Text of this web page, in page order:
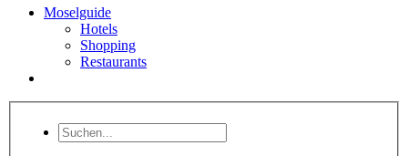
Moselguide
Hotels
Shopping
Restaurants